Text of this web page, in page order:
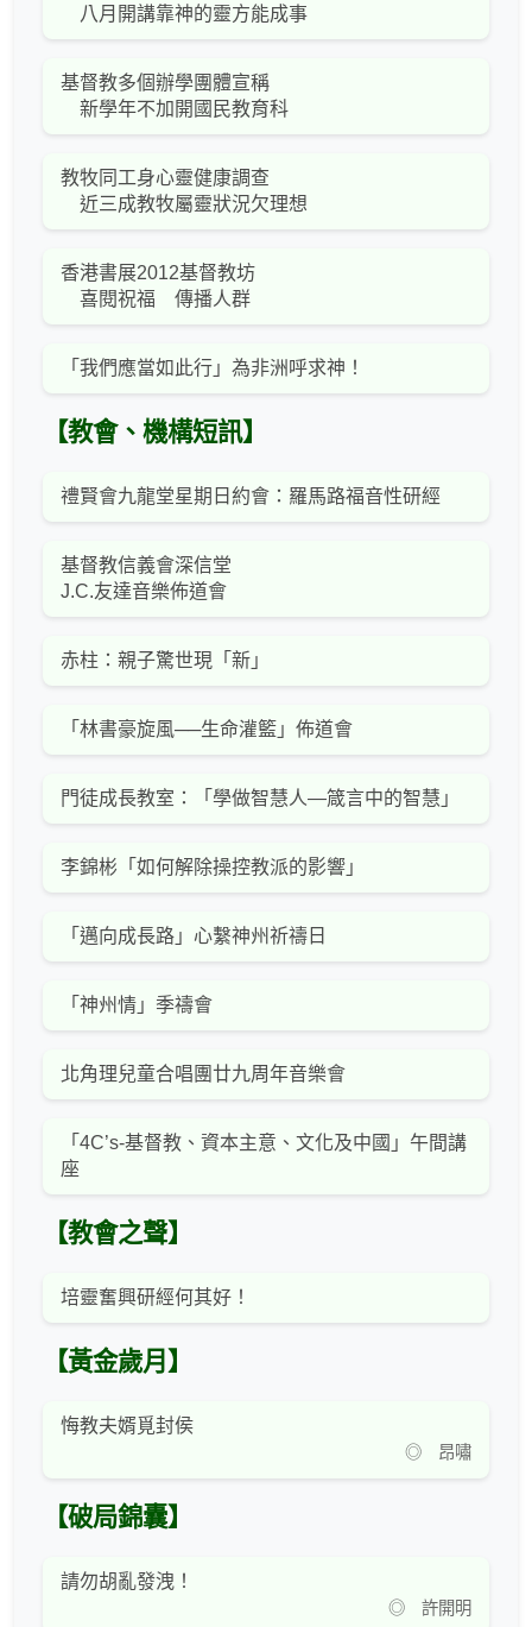
八月開講靠神的靈方能成事
基督教多個辦學團體宣稱
新學年不加開國民教育科
教牧同工身心靈健康調查
近三成教牧屬靈狀況欠理想
香港書展2012基督教坊
喜閱祝福 傳播人群
「我們應當如此行」為非洲呼求神！
【教會、機構短訊】
禮賢會九龍堂星期日約會：羅馬路福音性研經
基督教信義會深信堂
J.C.友達音樂佈道會
赤柱：親子驚世現「新」
「林書豪旋風──生命灌籃」佈道會
門徒成長教室：「學做智慧人—箴言中的智慧」
李錦彬「如何解除操控教派的影響」
「邁向成長路」心繫神州祈禱日
「神州情」季禱會
北角理兒童合唱團廿九周年音樂會
「4C’s-基督教、資本主意、文化及中國」午間講
座
【教會之聲】
培靈奮興研經何其好！
【黃金歲月】
悔教夫婿覓封侯
◎ 昂嘯
【破局錦囊】
請勿胡亂發洩！
◎ 許開明